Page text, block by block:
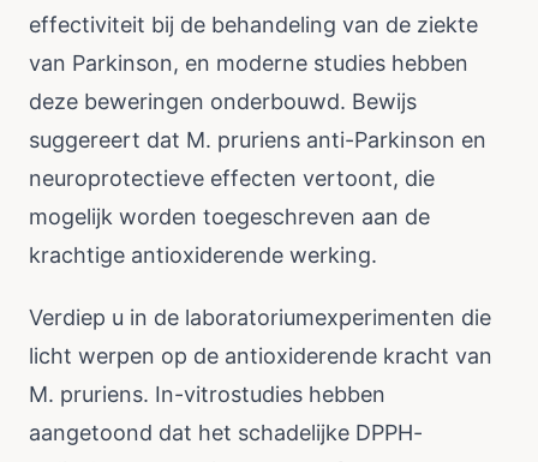
effectiviteit bij de behandeling van de ziekte
van Parkinson, en moderne studies hebben
deze beweringen onderbouwd. Bewijs
suggereert dat M. pruriens anti-Parkinson en
neuroprotectieve effecten vertoont, die
mogelijk worden toegeschreven aan de
krachtige antioxiderende werking.
Verdiep u in de laboratoriumexperimenten die
licht werpen op de antioxiderende kracht van
M. pruriens. In-vitrostudies hebben
aangetoond dat het schadelijke DPPH-